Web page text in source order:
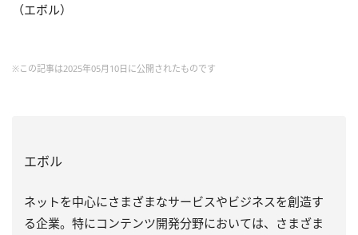
（エボル）
※この記事は2025年05月10日に公開されたものです
エボル
ネットを中心にさまざまなサービスやビジネスを創造す
る企業。特にコンテンツ開発分野においては、さまざま